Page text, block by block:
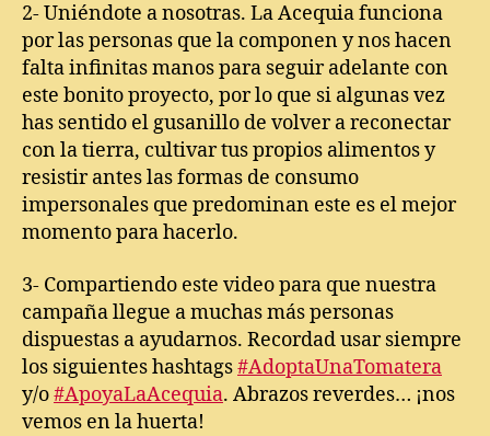
2- Uniéndote a nosotras. La Acequia funciona
por las personas que la componen y nos hacen
falta infinitas manos para seguir adelante con
este bonito proyecto, por lo que si algunas vez
has sentido el gusanillo de volver a reconectar
con la tierra, cultivar tus propios alimentos y
resistir antes las formas de consumo
impersonales que predominan este es el mejor
momento para hacerlo.
3- Compartiendo este video para que nuestra
campaña llegue a muchas más personas
dispuestas a ayudarnos. Recordad usar siempre
los siguientes hashtags#AdoptaUnaTomatera
y/o#ApoyaLaAcequia. Abrazos reverdes… ¡nos
vemos en la huerta!